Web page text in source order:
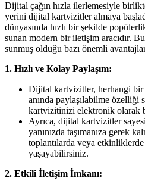
Dijital çağın hızla ilerlemesiyle
yerini dijital kartvizitler almaya
dünyasında hızlı bir şekilde
sunan modern bir iletişim aracıdır.
sunmuş olduğu bazı önemli
1. Hızlı ve Kolay Paylaşım:
Dijital kartvizitler, herhangi
anında paylaşılabilme özelliği
kartvizitinizi elektronik olarak
Ayrıca, dijital kartvizitler
yanınızda taşımanıza gerek
toplantılarda veya
yaşayabilirsiniz.
2. Etkili İletişim İmkanı: